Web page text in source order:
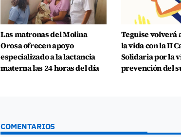
Las matronas del Molina
Orosa ofrecen apoyo
especializado a la lactancia
materna las 24 horas del día
Teguise volverá
la vida con la II
Solidaria por la
prevención del
COMENTARIOS